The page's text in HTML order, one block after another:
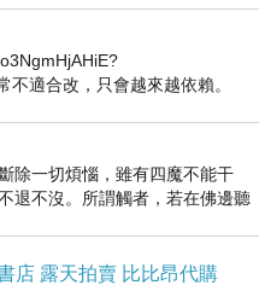
：
總有一個是您更偏愛
面
適合改，只會越來越依賴。
除一切煩惱，雖有四魔不能干
退不沒。所謂觸者，若在佛邊聽
店 露天拍賣 比比昂代購